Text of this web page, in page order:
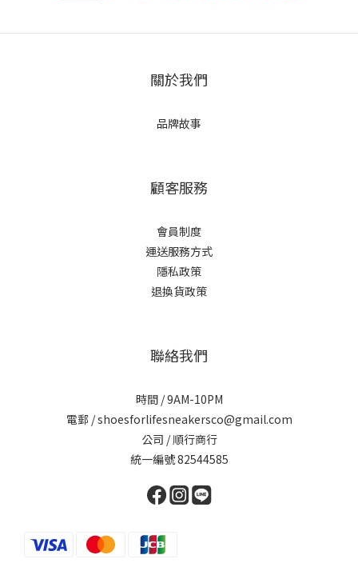
關於我們
品牌故事
顧客服務
會員制度
運送服務方式
隱私政策
退換貨政策
聯絡我們
時間 / 9AM-10PM
電郵 / shoesforlifesneakersco@gmail.com
公司 / 順行商行
統一編號 82544585